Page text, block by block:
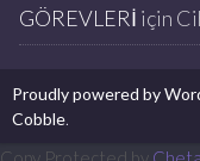
GÖREVLERİ için
Proudly powered by
Cobble.